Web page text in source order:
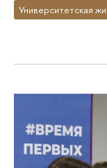
Университетская